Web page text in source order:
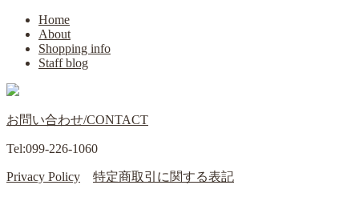
Home
About
Shopping info
Staff blog
お問い合わせ/CONTACT
Tel:099-226-1060
Privacy Policy 特定商取引に関する表記